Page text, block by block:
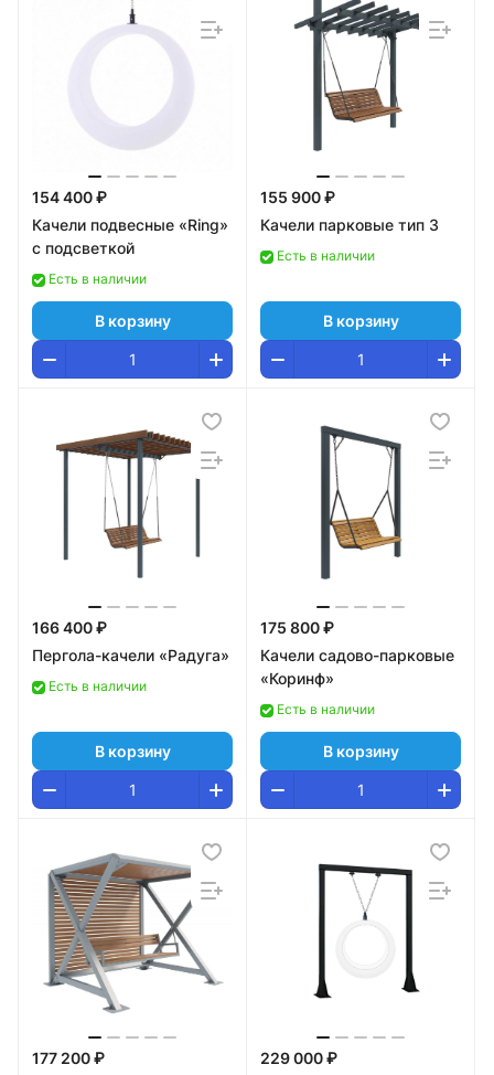
154 400 ₽
Качели подвесные «Ring»
с подсветкой
Есть в наличии
В корзину
155 900 ₽
Качели парковые тип 3
Есть в наличии
В корзину
166 400 ₽
Пергола-качели «Радуга»
Есть в наличии
В корзину
175 800 ₽
Качели садово-парковые
«Коринф»
Есть в наличии
В корзину
177 200 ₽
229 000 ₽